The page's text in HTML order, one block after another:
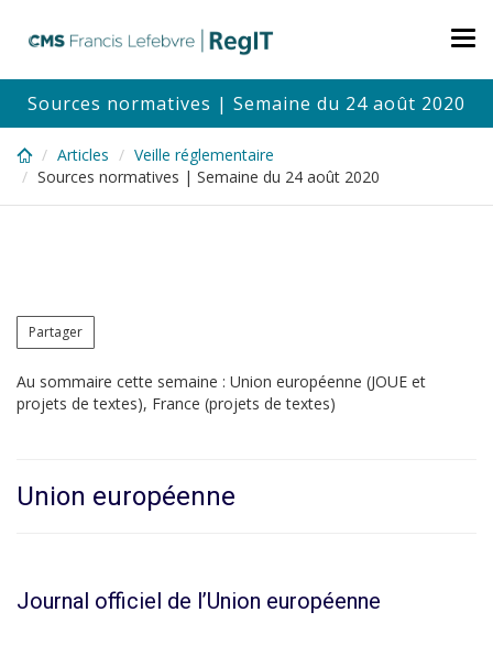
content
Sources normatives | Semaine du 24 août 2020
Articles
Veille réglementaire
Sources normatives | Semaine du 24 août 2020
Partager
Au sommaire cette semaine : Union européenne (JOUE et
projets de textes), France (projets de textes)
Union européenne
Journal officiel de l’Union européenne